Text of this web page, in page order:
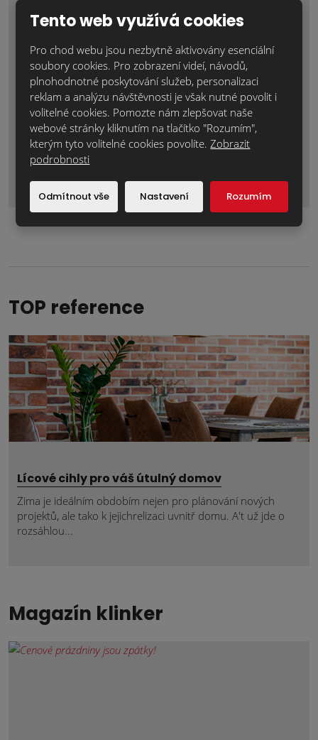
Formulář
se
TOP reference
Lícové cihly pro váš útulný domov
Zima je ideálním obdobím nejen pro plánování nových
projektů, ale tako k jejichrelizaci uvnitř domu. A't už jde o
rozsáhlou...
Magazín klinker
Tento web využívá cookies
Pro chod webu jsou nezbytně aktivovány esenciální
soubory cookies. Pro zobrazení videí, návodů,
plnohodnotné poskytování služeb, personalizaci
reklam a analýzu návštěvnosti je však nutné povolit i
volitelné cookies. Pomozte nám zlepšovat naše
webové stránky kliknutím na tlačítko "Rozumím",
kterým tyto volitelné cookies povolíte. Zobrazit
podrobnosti
Odmítnout vše Nastavení Rozumím